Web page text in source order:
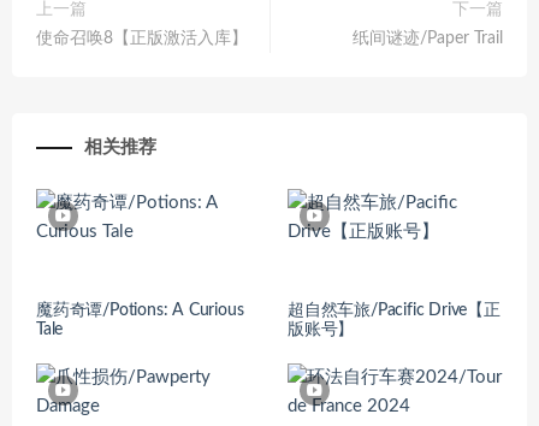
上一篇
使命召唤8【正版激活入库】
下一篇
纸间谜迹/Paper Trail
相关推荐
魔药奇谭/Potions: A Curious
Tale
超自然车旅/Pacific Drive【正
版账号】